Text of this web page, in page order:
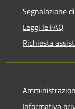
Segnalazione
Leggi le FAQ
Richiesta
Informativa